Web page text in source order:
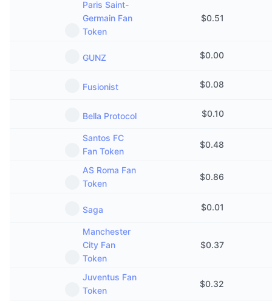
Paris Saint-
Germain Fan
Token
$0.51
GUNZ $0.00
Fusionist $0.08
Bella Protocol $0.10
Santos FC
Fan Token
$0.48
AS Roma Fan
Token
$0.86
Saga $0.01
Manchester
City Fan
Token
$0.37
Juventus Fan
Token
$0.32